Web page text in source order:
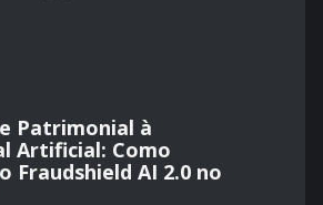
Patrimonial à
Artificial: Como
Fraudshield AI 2.0 no